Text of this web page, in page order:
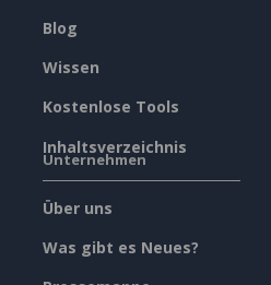
Blog
Wissen
Kostenlose Tools
Inhaltsverzeichnis
Unternehmen
Über uns
Was gibt es Neues?